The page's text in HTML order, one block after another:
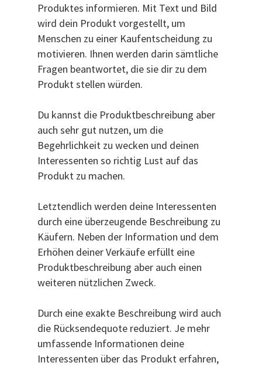
Produktes informieren. Mit Text und Bild
wird dein Produkt vorgestellt, um
Menschen zu einer Kaufentscheidung zu
motivieren. Ihnen werden darin sämtliche
Fragen beantwortet, die sie dir zu dem
Produkt stellen würden.
Du kannst die Produktbeschreibung aber
auch sehr gut nutzen, um die
Begehrlichkeit zu wecken und deinen
Interessenten so richtig Lust auf das
Produkt zu machen.
Letztendlich werden deine Interessenten
durch eine überzeugende Beschreibung zu
Käufern. Neben der Information und dem
Erhöhen deiner Verkäufe erfüllt eine
Produktbeschreibung aber auch einen
weiteren nützlichen Zweck.
Durch eine exakte Beschreibung wird auch
die Rücksendequote reduziert. Je mehr
umfassende Informationen deine
Interessenten über das Produkt erfahren,